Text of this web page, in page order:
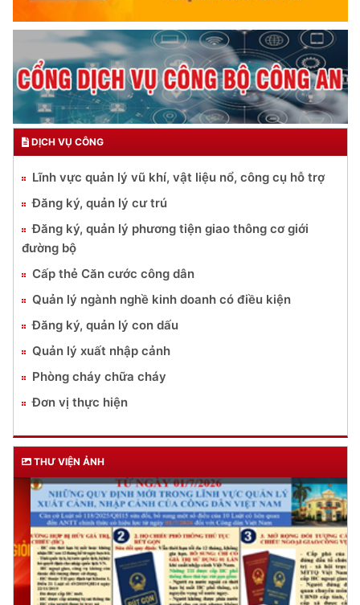
DỊCH VỤ CÔNG
Lĩnh vực quản lý vũ khí, vật liệu nổ, công cụ hỗ trợ
Đăng ký, quản lý cư trú
Đăng ký, quản lý phương tiện giao thông cơ giới
đường bộ
Cấp thẻ Căn cước công dân
Quản lý ngành nghề kinh doanh có điều kiện
Đăng ký, quản lý con dấu
Quản lý xuất nhập cảnh
Phòng cháy chữa cháy
Đơn vị thực hiện
THƯ VIỆN ẢNH